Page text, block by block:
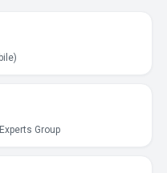
Group